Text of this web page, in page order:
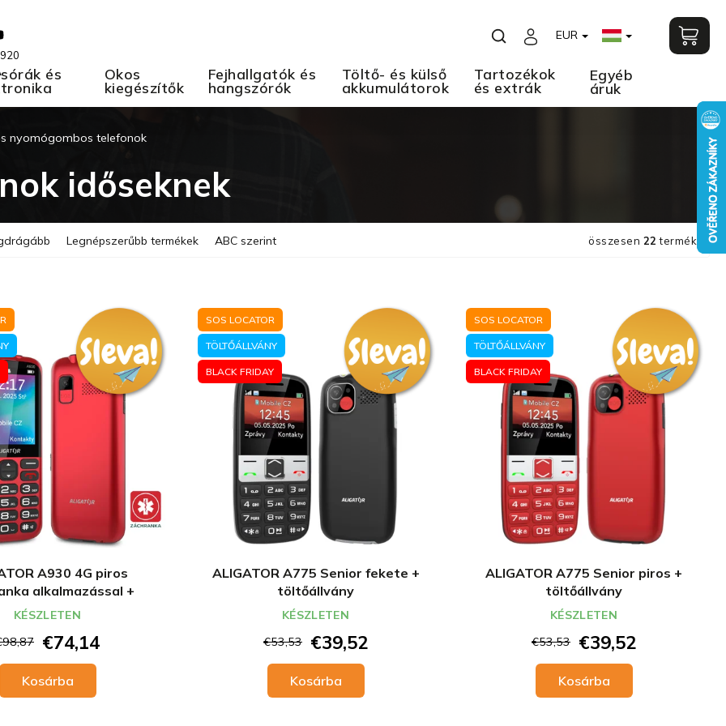
EUR
és Okos
kiegészítők
Fejhallgatók és
hangszórók
Töltő- és külső
akkumulátorok
Tartozékok
és extrák
Egyéb
áruk
nyomógombos telefonok
időseknek
Legnépszerűbb termékek ABC szerint összesen 22 termék
A930 4G piros
alkalmazással +
töltőállvány
€74,14
Kosárba
KÉSZLETEN
SOS LOCATOR
TÖLTŐÁLLVÁNY
BLACK FRIDAY
ALIGATOR A775 Senior fekete +
töltőállvány
€53,53 €39,52
Kosárba
KÉSZLETEN
SOS LOCATOR
TÖLTŐÁLLVÁNY
BLACK FRIDAY
ALIGATOR A775 Senior piros +
töltőállvány
€53,53 €39,52
Kosárba
KÉSZLETEN